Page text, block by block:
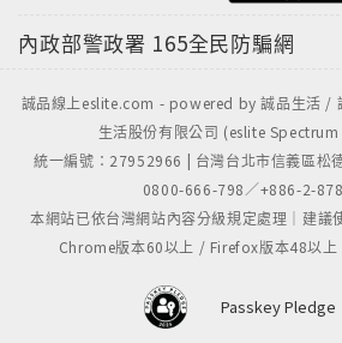
內政部警政署 165全民防騙網
誠品線上eslite.com - powered by 誠品生活 /
生活股份有限公司 (eslite
統一編號：27952966 | 台灣台北市信義區松
0800-666-798／+886-2-
本網站已依台灣網站內容分級規定處理｜建
Chrome版本60以上 / Firefox版本48以
Passkey Pledge